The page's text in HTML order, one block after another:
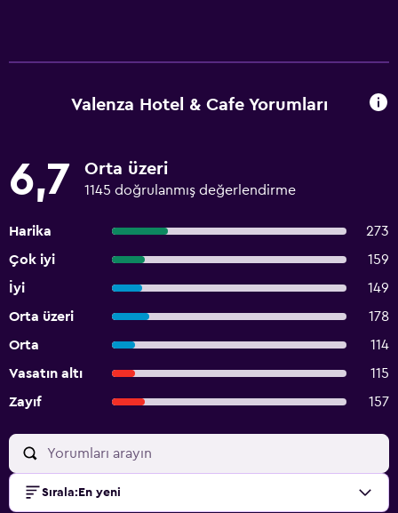
Valenza Hotel & Cafe Yorumları
6,7 Orta üzeri
1145 doğrulanmış değerlendirme
Harika
273
Çok iyi
159
İyi
149
Orta üzeri
178
Orta
114
Vasatın altı
115
Zayıf
157
Sırala: En yeni